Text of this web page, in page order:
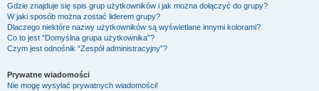
Gdzie znajduje się spis grup użytkowników i jak można dołączyć do grupy?
W jaki sposób można zostać liderem grupy?
Dlaczego niektóre nazwy użytkowników są wyświetlane innymi kolorami?
Co to jest “Domyślna grupa użytkownika”?
Czym jest odnośnik “Zespół administracyjny”?
Prywatne wiadomości
Nie mogę wysyłać prywatnych wiadomości!